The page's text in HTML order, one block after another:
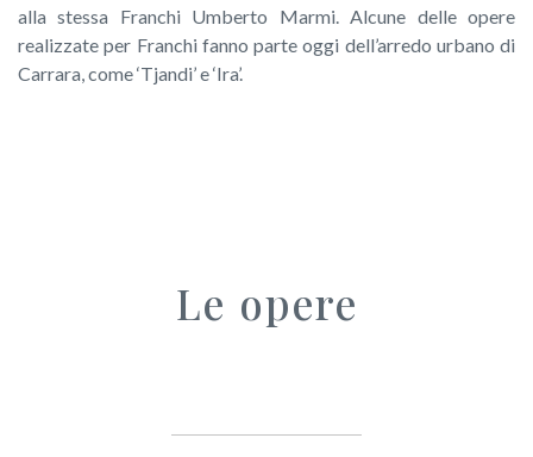
alla stessa Franchi Umberto Marmi. Alcune delle opere
realizzate per Franchi fanno parte oggi dell’arredo urbano di
Carrara, come ‘Tjandi’ e ‘Ira’.
Le opere